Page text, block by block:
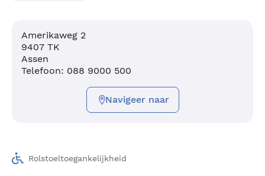
Amerikaweg 2
9407 TK
Assen
Telefoon: 088 9000 500
Navigeer naar
Rolstoeltoegankelijkheid